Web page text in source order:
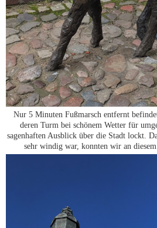
Nur 5 Minuten Fußmarsch entfernt
deren Turm bei schönem Wetter für
sagenhaften Ausblick über die Stadt lockt.
sehr windig war, konnten wir an